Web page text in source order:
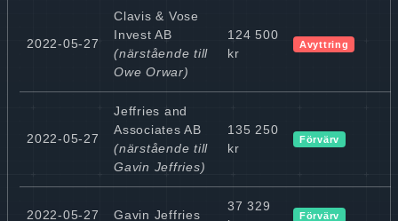
2022-05-27
Clavis & Vose
Invest AB
(närstående till
Owe Orwar)
124 500
kr
Avyttring
2022-05-27
Jeffries and
Associates AB
(närstående till
Gavin Jeffries)
135 250
kr
Förvärv
2022-05-27 Gavin Jeffries
37 329
Förvärv